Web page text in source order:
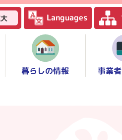
Languages
暮らしの情報 事業